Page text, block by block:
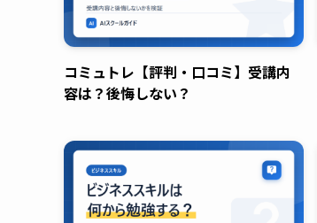
コミュトレ【評判・口コミ】受講内
容は？後悔しない？